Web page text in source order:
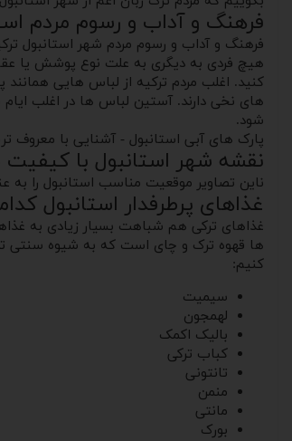
فرهنگ و آداب و رسوم مردم
فرهنگ و آداب و رسوم مردم شهر استانبول
هیچ فردی به دیگری به علت نوع پوشش یا
کنید. اغلب مردم ترکیه از لباس هایی
های نخی دارند. آستین لباس ها در اغلب
شود.
پارک های آبی استانبول - آشنایی با معروف
نقشه شهر استانبول با کیفیت
ناین تصاویر موقعیت مناسب استانبول را به
غذاهای پرطرفدار استانبول
غذاهای ترکی هم شباهت بسیار زیادی به
ها قهوه ترک و چای است که به شیوه سنتی
کنیم:
سیمیت
لهمجون
بالیک اکمک
کباب ترکی
تانتونی
منمن
مانتی
بورک